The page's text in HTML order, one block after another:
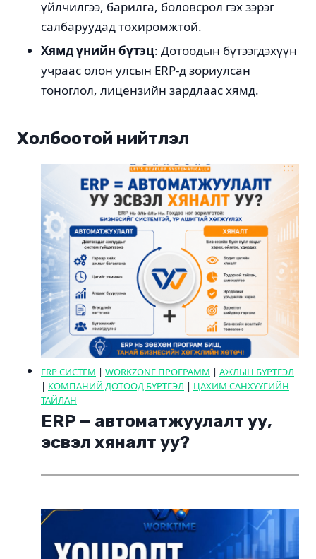
үйлчилгээ, барилга, боловсрол гэх зэрэг
салбаруудад тохиромжтой.
Хямд үнийн бүтэц: Дотоодын бүтээгдэхүүн
учраас олон улсын ERP-д зориулсан
тоноглол, лицензийн зардлаас хямд.
Холбоотой нийтлэл
ERP СИСТЕМ | WORKZONE ПРОГРАММ | АЖЛЫН БҮРТГЭЛ
| КОМПАНИЙ ДОТООД БҮРТГЭЛ | ЦАХИМ САНХҮҮГИЙН
ТАЙЛАН
ERP — автоматжуулалт уу,
эсвэл хяналт уу?